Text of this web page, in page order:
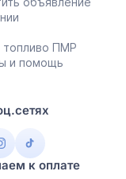
топливо ПМР
и помощь
к оплате